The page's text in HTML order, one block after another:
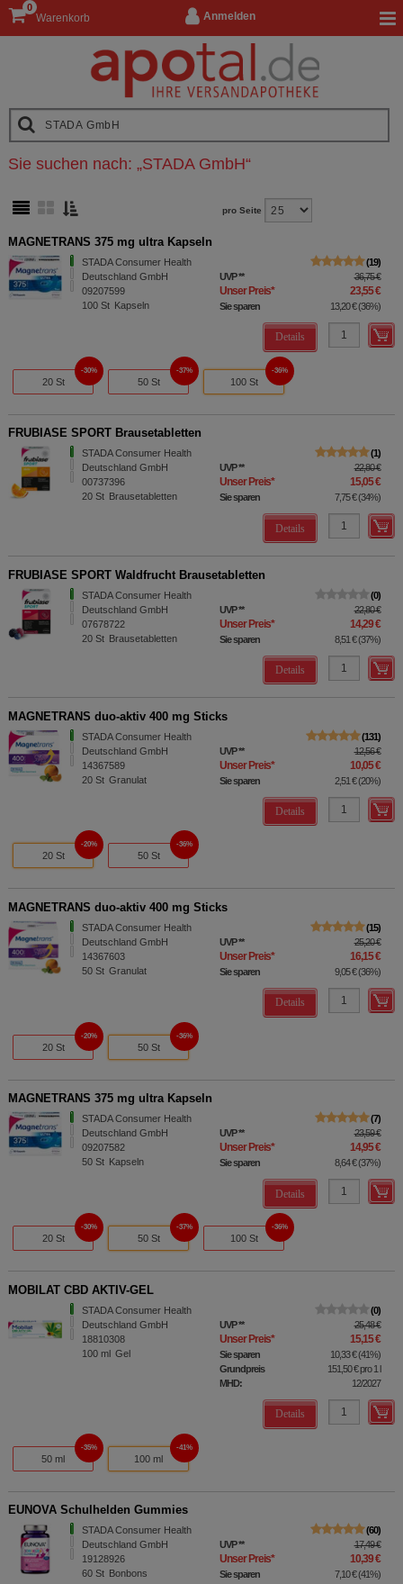
Anmelden
Warenkorb
0
Sie suchen nach: „STADA GmbH“
pro Seite
MAGNETRANS 375 mg ultra Kapseln
STADA Consumer Health
Deutschland GmbH
09207599
100 St Kapseln
19
UVP** 36,75 €
Unser Preis* 23,55 €
Sie sparen 13,20 €(36%)
Details
20 St
30%
50 St
37%
100 St
36%
FRUBIASE SPORT Brausetabletten
STADA Consumer Health
Deutschland GmbH
00737396
20 St Brausetabletten
1
UVP** 22,80 €
Unser Preis* 15,05 €
Sie sparen 7,75 €(34%)
Details
FRUBIASE SPORT Waldfrucht Brausetabletten
STADA Consumer Health
Deutschland GmbH
07678722
20 St Brausetabletten
0
UVP** 22,80 €
Unser Preis* 14,29 €
Sie sparen 8,51 €(37%)
Details
MAGNETRANS duo-aktiv 400 mg Sticks
STADA Consumer Health
Deutschland GmbH
14367589
20 St Granulat
131
UVP** 12,56 €
Unser Preis* 10,05 €
Sie sparen 2,51 €(20%)
Details
20 St
20%
50 St
36%
MAGNETRANS duo-aktiv 400 mg Sticks
STADA Consumer Health
Deutschland GmbH
14367603
50 St Granulat
15
UVP** 25,20 €
Unser Preis* 16,15 €
Sie sparen 9,05 €(36%)
Details
20 St
20%
50 St
36%
MAGNETRANS 375 mg ultra Kapseln
STADA Consumer Health
Deutschland GmbH
09207582
50 St Kapseln
7
UVP** 23,59 €
Unser Preis* 14,95 €
Sie sparen 8,64 €(37%)
Details
20 St
30%
50 St
37%
100 St
36%
MOBILAT CBD AKTIV-GEL
STADA Consumer Health
Deutschland GmbH
18810308
100 ml Gel
0
UVP** 25,48 €
Unser Preis* 15,15 €
Sie sparen 10,33 €(41%)
Grundpreis
151,50 €pro 1 l
MHD:
12/2027
Details
50 ml
35%
100 ml
41%
EUNOVA Schulhelden Gummies
STADA Consumer Health
Deutschland GmbH
19128926
60 St Bonbons
60
UVP** 17,49 €
Unser Preis* 10,39 €
Sie sparen 7,10 €(41%)